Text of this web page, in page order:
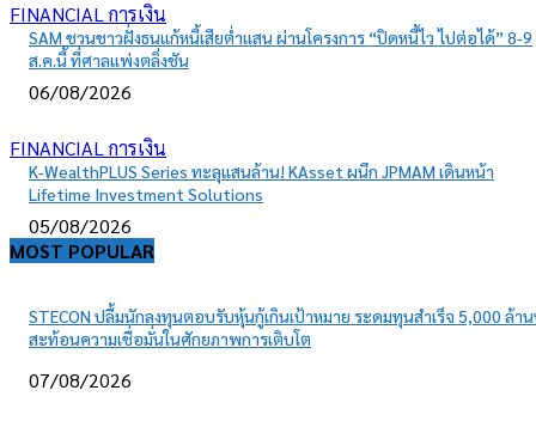
FINANCIAL การเงิน
SAM ชวนชาวฝั่งธนแก้หนี้เสียต่ำแสน ผ่านโครงการ “ปิดหนี้ไว ไปต่อได้” 8-9
ส.ค.นี้ ที่ศาลแพ่งตลิ่งชัน
06/08/2026
FINANCIAL การเงิน
K-WealthPLUS Series ทะลุแสนล้าน! KAsset ผนึก JPMAM เดินหน้า
Lifetime Investment Solutions
05/08/2026
MOST POPULAR
STECON ปลื้มนักลงทุนตอบรับหุ้นกู้เกินเป้าหมาย ระดมทุนสำเร็จ 5,000 ล้า
สะท้อนความเชื่อมั่นในศักยภาพการเติบโต
07/08/2026